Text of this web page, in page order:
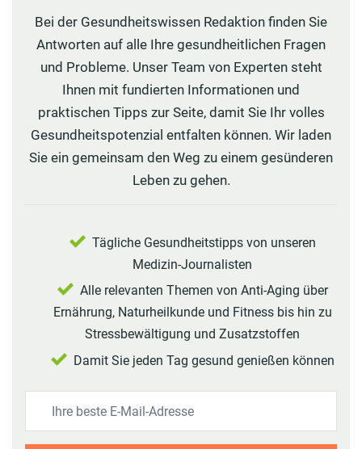
Bei der Gesundheitswissen Redaktion finden Sie
Antworten auf alle Ihre gesundheitlichen Fragen
und Probleme. Unser Team von Experten steht
Ihnen mit fundierten Informationen und
praktischen Tipps zur Seite, damit Sie Ihr volles
Gesundheitspotenzial entfalten können. Wir laden
Sie ein gemeinsam den Weg zu einem gesünderen
Leben zu gehen.
Tägliche Gesundheitstipps von unseren
Medizin-Journalisten
Alle relevanten Themen von Anti-Aging über
Ernährung, Naturheilkunde und Fitness bis hin zu
Stressbewältigung und Zusatzstoffen
Damit Sie jeden Tag gesund genießen können